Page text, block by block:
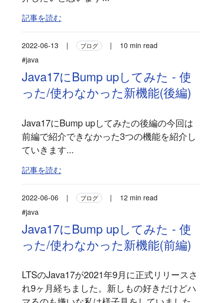
記事を読む
2022-06-13 | ブログ |
10 min read
#java
Java17にBump upしてみた - 使
った/使わなかった新機能(後編)
Java17にBump upしてみたの後編の今回は
前編で紹介できなかった3つの機能を紹介し
ていきます...
記事を読む
2022-06-06 | ブログ |
12 min read
#java
Java17にBump upしてみた - 使
った/使わなかった新機能(前編)
LTSのJava17が2021年9月に正式リリースさ
れ9ヶ月経ちました。新しもの好きだけどハ